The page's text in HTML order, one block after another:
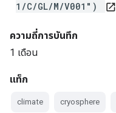
1/C/GL/M/V001")
open_in_new
ความถี่การบันทึก
1 เดือน
แท็ก
climate cryosphere